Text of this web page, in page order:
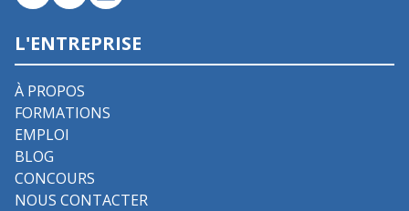
L'ENTREPRISE
À PROPOS
FORMATIONS
EMPLOI
BLOG
CONCOURS
NOUS CONTACTER